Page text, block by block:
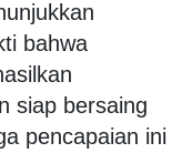
bahwa
siap bersaing
pencapaian ini